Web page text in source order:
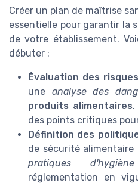
Créer un plan de maîtrise
essentielle pour garantir la
de votre établissement.
débuter :
Évaluation des
une analyse des
produits alimentaires.
des points critiques
Définition des
de sécurité
pratiques d'hygiène
réglementation en